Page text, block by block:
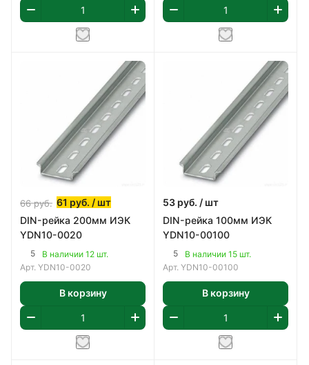
66руб. 61 руб. / шт
DIN-рейка 200мм ИЭК
YDN10-0020
5
В наличии 12 шт.
Арт. YDN10-0020
В корзину
53 руб. / шт
DIN-рейка 100мм ИЭК
YDN10-00100
5
В наличии 15 шт.
Арт. YDN10-00100
В корзину